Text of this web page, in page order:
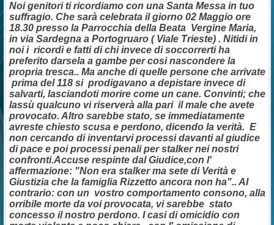
Noi genitori ti ricordiamo con una Santa Messa in tuo
suffragio. Che sarà celebrata il giorno 02 Maggio ore
18.30 presso la Parrocchia della Beata Vergine Maria,
in via Sardegna a Portogruaro ( Viale Trieste) . Nitidi in
noi i ricordi e fatti di chi invece di soccorrerti ha
preferito darsela a gambe per cosi nascondere la
propria tresca.. Ma anche di quelle persone che arrivate
prima del 118 si prodigavano a depistare invece di
salvarti, lasciandoti morire come un cane. Convinti; che
lassù qualcuno vi riserverà alla pari il male che avete
provocato. Altro sarebbe stato, se immediatamente
avreste chiesto scusa e perdono, dicendo la verità. E
non cercando di inventarvi processi davanti al giudice
di pace e poi processi penali per stalker nei nostri
confronti.Accuse respinte dal Giudice,con l'
affermazione: "Non era stalker ma sete di Verità e
Giustizia che la famiglia Rizzetto ancora non ha".. Al
contrario: con un vostro comportamento consono, alla
orribile morte da voi provocata, vi sarebbe stato
concesso il nostro perdono. I casi di omicidio con